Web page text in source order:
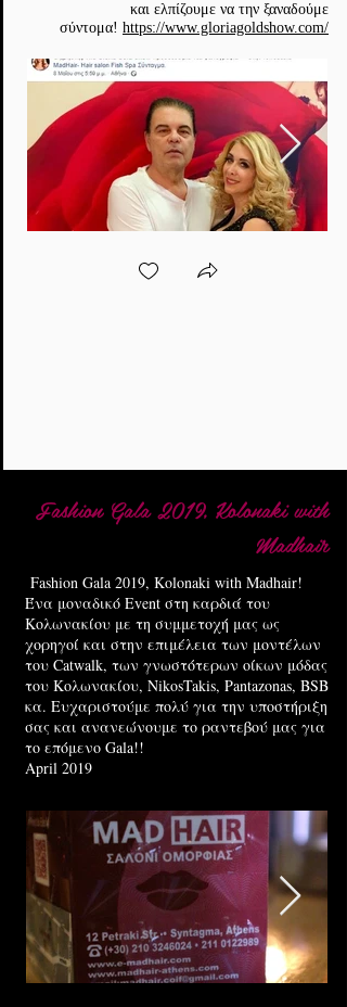
και ελπίζουμε να την ξαναδούμε
σύντομα! https://www.gloriagoldshow.com/
Fashion Gala 2019, Kolonaki with
Madhair
Fashion Gala 2019, Kolonaki with Madhair!
Ένα μοναδικό Event στη καρδιά του
Κολωνακίου με τη συμμετοχή μας ως
χορηγοί και στην επιμέλεια των μοντέλων
του Catwalk, των γνωστότερων οίκων μόδας
του Κολωνακίου, NikosTakis, Pantazonas, BSB
κα. Ευχαριστούμε πολύ για την υποστήριξη
σας και ανανεώνουμε το ραντεβού μας για
το επόμενο Gala!!
April 2019